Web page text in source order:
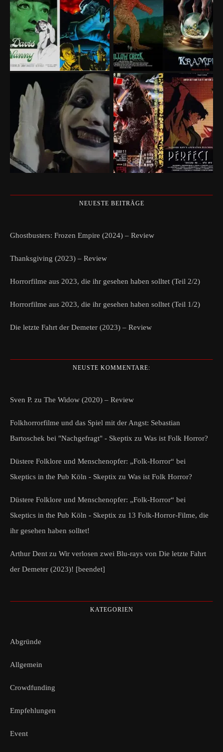
NEUESTE BEITRÄGE
Ghostbusters: Frozen Empire (2024) – Review
Thanksgiving (2023) – Review
Horrorfilme aus 2023, die ihr gesehen haben solltet (Teil 2/2)
Horrorfilme aus 2023, die ihr gesehen haben solltet (Teil 1/2)
Die letzte Fahrt der Demeter (2023) – Review
NEUSTE KOMMENTARE:
Sven P. zu The Widow (2020) – Review
Folkhorrorfilme und das Spiel mit der Angst: Sebastian
Bartoschek bei "Nachgefragt" - Skeptix zu Was ist Folk Horror?
Düstere Folklore und Menschenopfer: „Folk-Horror“ bei
Skeptics in the Pub Köln - Skeptix zu Was ist Folk Horror?
Düstere Folklore und Menschenopfer: „Folk-Horror“ bei
Skeptics in the Pub Köln - Skeptix zu 13 Folk-Horror-Filme, die
ihr gesehen haben solltet!
Arthur Dent zu Wir verlosen zwei Blu-rays von Die letzte Fahrt
der Demeter (2023)! [beendet]
KATEGORIEN
Abgründe
Allgemein
Crowdfunding
Empfehlungen
Event